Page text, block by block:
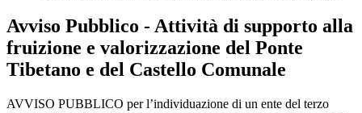
Avviso Pubblico - Attività di supporto alla
fruizione e valorizzazione del Ponte
Tibetano e del Castello Comunale
AVVISO PUBBLICO per l’individuazione di un ente del terzo